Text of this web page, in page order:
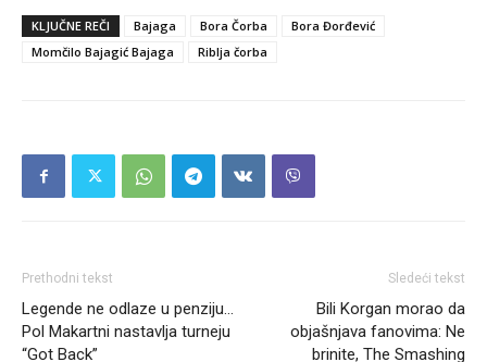
KLJUČNE REČI Bajaga Bora Čorba
Bora Đorđević
Momčilo Bajagić Bajaga
Riblja čorba
Prethodni tekst
Legende ne odlaze u penziju…
Pol Makartni nastavlja turneju
“Got Back”
Sledeći tekst
Bili Korgan morao da
objašnjava fanovima: Ne
brinite, The Smashing